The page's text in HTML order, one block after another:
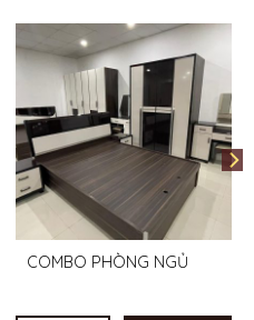
COMBO PHÒNG NGỦ